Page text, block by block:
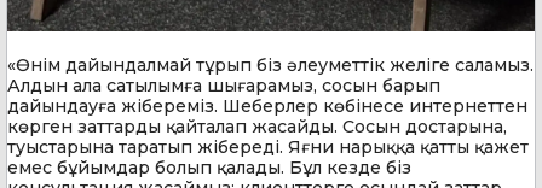
«Өнім дайындалмай тұрып біз әлеуметтік желіге саламыз.
Алдын ала сатылымға шығарамыз, сосын барып
дайындауға жібереміз. Шеберлер көбінесе интернеттен
көрген заттарды қайталап жасайды. Сосын достарына,
туыстарына таратып жібереді. Яғни нарыққа қатты қажет
емес бұйымдар болып қалады. Бұл кезде біз